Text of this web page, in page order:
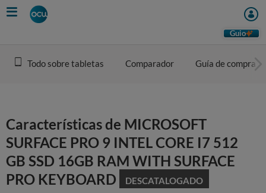
Skip
to
Guio
Todo sobre tabletas Comparador Guía de compra
Características de MICROSOFT
SURFACE PRO 9 INTEL CORE I7 512
GB SSD 16GB RAM WITH SURFACE
PRO KEYBOARD
DESCATALOGADO